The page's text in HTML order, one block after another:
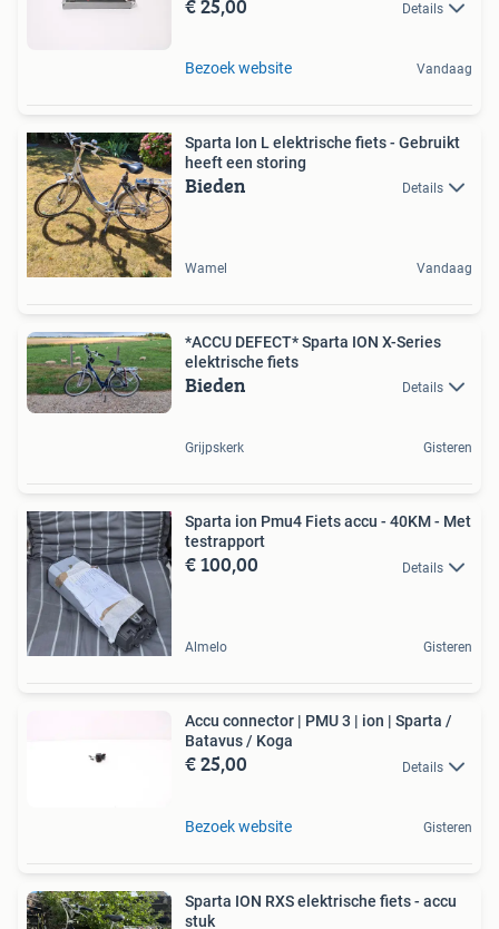
Details
Bezoek website Vandaag
Sparta Ion L elektrische fiets - Gebruikt
heeft een storing
Bieden Details
Wamel Vandaag
*ACCU DEFECT* Sparta ION X-Series
elektrische fiets
Bieden Details
Grijpskerk Gisteren
Sparta ion Pmu4 Fiets accu - 40KM - Met
testrapport
€ 100,00 Details
Almelo Gisteren
Accu connector | PMU 3 | ion | Sparta /
Batavus / Koga
€ 25,00 Details
Bezoek website Gisteren
Sparta ION RXS elektrische fiets - accu
stuk